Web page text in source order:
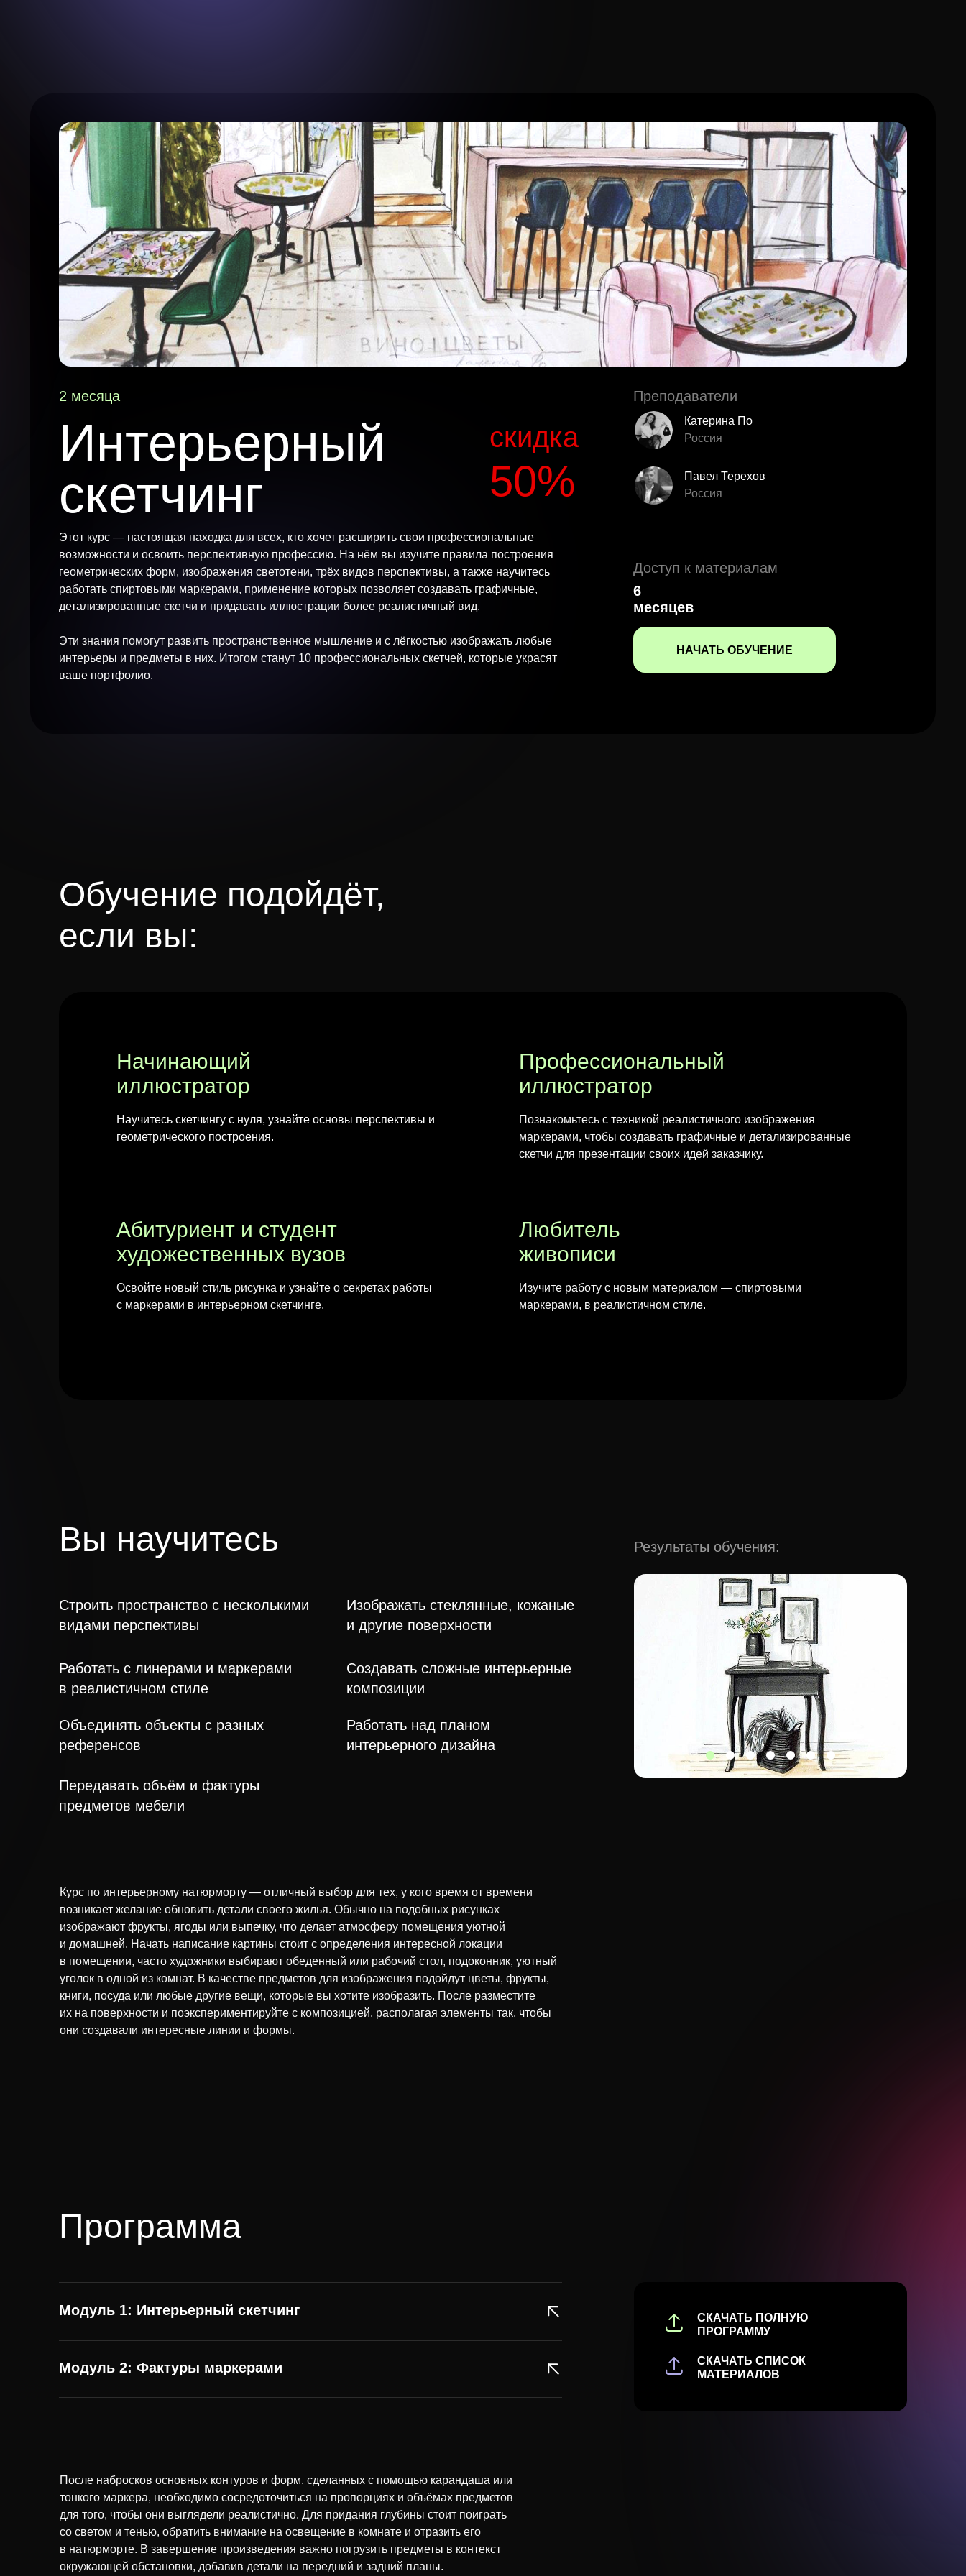
Россия
Катерина По
Россия
Павел Терехов
2 месяца
Интерьерный
скетчинг
скидка
50%
Этот курс — настоящая находка для всех, кто хочет расширить свои профессиональные
возможности и освоить перспективную профессию. На нём вы изучите правила построения
геометрических форм, изображения светотени, трёх видов перспективы, а также научитесь
работать спиртовыми маркерами, применение которых позволяет создавать графичные,
детализированные скетчи и придавать иллюстрации более реалистичный вид.
Эти знания помогут развить пространственное мышление и с лёгкостью изображать любые
интерьеры и предметы в них. Итогом станут 10 профессиональных скетчей, которые украсят
ваше портфолио.
Преподаватели
6
месяцев
Доступ к материалам
НАЧАТЬ ОБУЧЕНИЕ
Обучение подойдёт,
если вы:
Начинающий
иллюстратор
Научитесь скетчингу с нуля, узнайте основы перспективы и
геометрического построения.
Любитель
живописи
Изучите работу с новым материалом — спиртовыми
маркерами, в реалистичном стиле.
Профессиональный
иллюстратор
Познакомьтесь с техникой реалистичного изображения
маркерами, чтобы создавать графичные и детализированные
скетчи для презентации своих идей заказчику.
Абитуриент и студент
художественных вузов
Освойте новый стиль рисунка и узнайте о секретах работы
с маркерами в интерьерном скетчинге.
Вы научитесь
Объединять объекты с разных
референсов
Изображать стеклянные, кожаные
и другие поверхности
Работать над планом
интерьерного дизайна
Работать с линерами и маркерами
в реалистичном стиле
Создавать сложные интерьерные
композиции
Строить пространство с несколькими
видами перспективы
Результаты обучения:
Передавать объём и фактуры
предметов мебели
Курс по интерьерному натюрморту — отличный выбор для тех, у кого время от времени
возникает желание обновить детали своего жилья. Обычно на подобных рисунках
изображают фрукты, ягоды или выпечку, что делает атмосферу помещения уютной
и домашней. Начать написание картины стоит с определения интересной локации
в помещении, часто художники выбирают обеденный или рабочий стол, подоконник, уютный
уголок в одной из комнат. В качестве предметов для изображения подойдут цветы, фрукты,
книги, посуда или любые другие вещи, которые вы хотите изобразить. После разместите
их на поверхности и поэкспериментируйте с композицией, располагая элементы так, чтобы
они создавали интересные линии и формы.
СКАЧАТЬ ПОЛНУЮ
ПРОГРАММУ
СКАЧАТЬ СПИСОК
МАТЕРИАЛОВ
Программа
Модуль 1: Интерьерный скетчинг
Модуль 2: Фактуры маркерами
СКАЧАТЬ ПОЛНУЮ
СКАЧАТЬ СПИСОК
После набросков основных контуров и форм, сделанных с помощью карандаша или
тонкого маркера, необходимо сосредоточиться на пропорциях и объёмах предметов
для того, чтобы они выглядели реалистично. Для придания глубины стоит поиграть
со светом и тенью, обратить внимание на освещение в комнате и отразить его
в натюрморте. В завершение произведения важно погрузить предметы в контекст
окружающей обстановки, добавив детали на передний и задний планы.